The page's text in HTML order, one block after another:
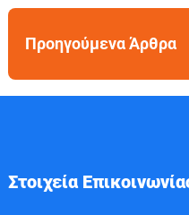
Προηγούμενα Άρθρα
Στοιχεία